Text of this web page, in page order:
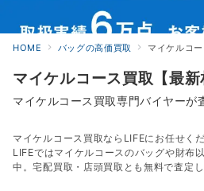
HOME バッグの高価買取 マイケルコ
マイケルコース買取【最新
マイケルコース買取専門バイヤーが
マイケルコース買取ならLIFEにお任せく
LIFEではマイケルコースのバッグや財布
中。宅配買取・店頭買取とも無料で査定し